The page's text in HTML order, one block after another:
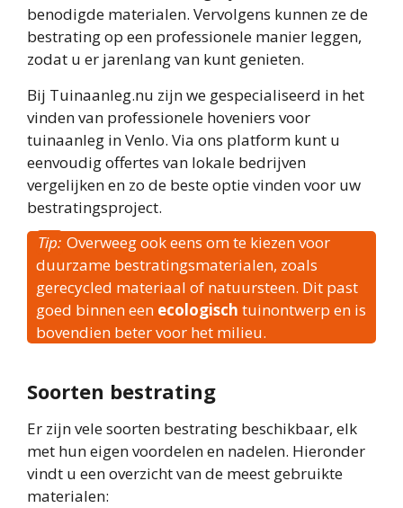
benodigde materialen. Vervolgens kunnen ze de
bestrating op een professionele manier leggen,
zodat u er jarenlang van kunt genieten.
Bij Tuinaanleg.nu zijn we gespecialiseerd in het
vinden van professionele hoveniers voor
tuinaanleg in Venlo. Via ons platform kunt u
eenvoudig offertes van lokale bedrijven
vergelijken en zo de beste optie vinden voor uw
bestratingsproject.
Tip: Overweeg ook eens om te kiezen voor
duurzame bestratingsmaterialen, zoals
gerecycled materiaal of natuursteen. Dit past
goed binnen een ecologisch tuinontwerp en is
bovendien beter voor het milieu.
Soorten bestrating
Er zijn vele soorten bestrating beschikbaar, elk
met hun eigen voordelen en nadelen. Hieronder
vindt u een overzicht van de meest gebruikte
materialen: